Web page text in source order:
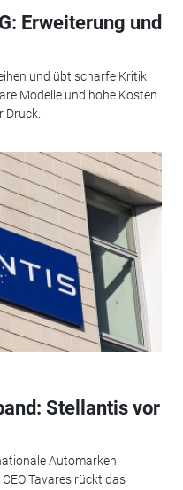
Erweiterung und
und übt scharfe Kritik
Modelle und hohe Kosten
Druck.
Stellantis vor
Automarken
Tavares rückt das